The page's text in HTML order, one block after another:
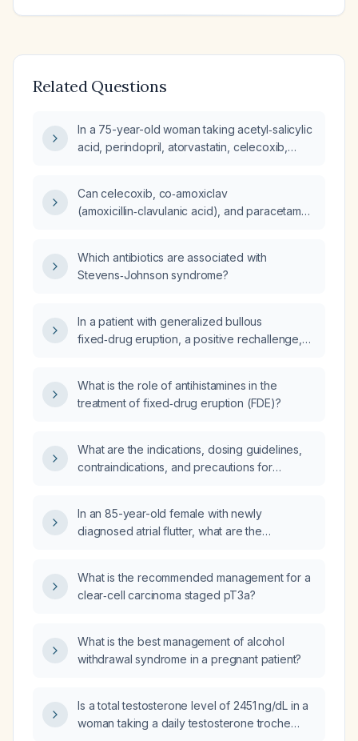
Related Questions
In a 75-year-old woman taking acetyl‑salicylic
acid, perindopril, atorvastatin, celecoxib,
for a bullous drug eruption?
Can celecoxib, co‑amoxiclav
(amoxicillin‑clavulanic acid), and paracetamol
Which antibiotics are associated with
Stevens‑Johnson syndrome?
In a patient with generalized bullous
fixed‑drug eruption, a positive rechallenge,
eruption, and could the antibody positivity
indicate a mixed drug‑induced bullous
What is the role of antihistamines in the
treatment of fixed‑drug eruption (FDE)?
What are the indications, dosing guidelines,
contraindications, and precautions for
In an 85-year-old female with newly
diagnosed atrial flutter, what are the
What is the recommended management for a
clear‑cell carcinoma staged pT3a?
What is the best management of alcohol
withdrawal syndrome in a pregnant patient?
Is a total testosterone level of 2451 ng/dL in a
woman taking a daily testosterone troche